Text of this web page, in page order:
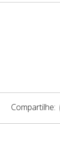
Compartilhe: